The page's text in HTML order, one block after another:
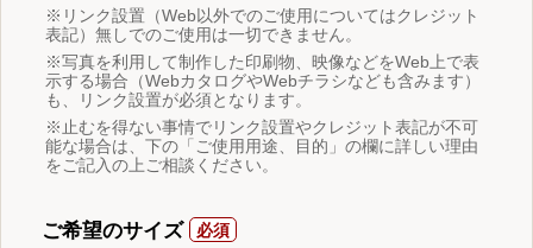
※リンク設置（Web以外でのご使用についてはクレジット
表記）無しでのご使用は一切できません。
※写真を利用して制作した印刷物、映像などをWeb上で表
示する場合（WebカタログやWebチラシなども含みます）
も、リンク設置が必須となります。
※止むを得ない事情でリンク設置やクレジット表記が不可
能な場合は、下の「ご使用用途、目的」の欄に詳しい理由
をご記入の上ご相談ください。
ご希望のサイズ